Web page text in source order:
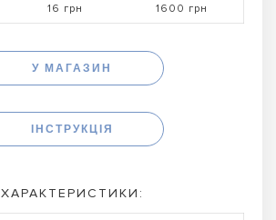
16 грн 1600 грн
У МАГАЗИН
ІНСТРУКЦІЯ
ХАРАКТЕРИСТИКИ: